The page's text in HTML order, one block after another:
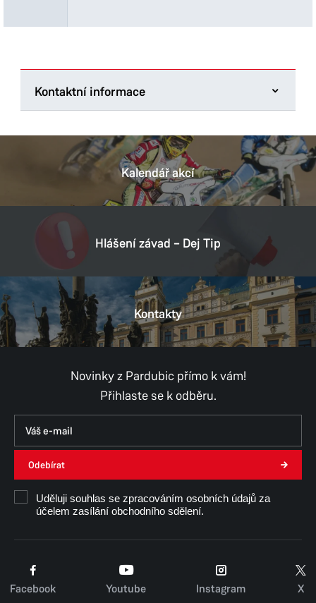
Kontaktní informace
Pernštýnské náměstí 1
530 21 Pardubice
E-mail: posta@mmp.cz
00274046
Provozní doba
Pondělí
8:00–11:00, 12:00–17:00
8:00–11:00, 12:00–17:00
8:00–11:00, 12:00–15:30
Pátek 8:00–11:00, 12:00–14:30
Narůzných pracovištích magistrátu
otevírací doba lišit.
Kalendář akcí
Hlášení závad – Dej Tip
Kontakty
Novinky z Pardubic přímo k vám!
Přihlaste se k odběru.
Odebírat
Uděluji souhlas se zpracováním osobních údajů za
účelem zasílání obchodního sdělení.
Facebook Youtube Instagram X